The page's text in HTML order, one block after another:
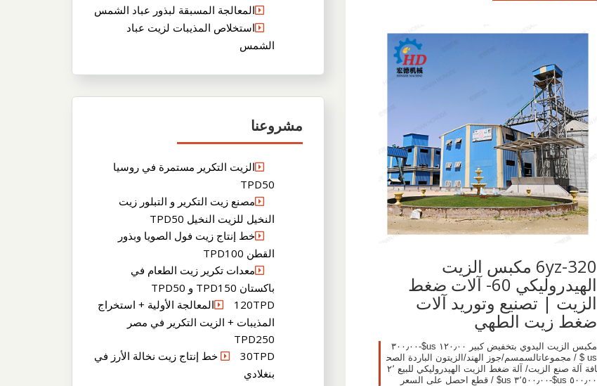
المعالجة المسبقة لبذور عباد الشمس
استخلاص المذيبات لزيت عباد
الشمس
مشروعنا
الزيت التكرير مستمرة في روسيا
TPD50
مصنع زيت التكرير و التبلور زيت
النخيل للزيت النخيل TPD50
خط إنتاج زيت فول الصويا وبذور
القطن TPD100
معدات تكرير زيت الطعام في
باكستان TPD150 و TPD50
120TPDالمعالجة الأولية + استخراج
المذيبات + الزيت التكرير في مصر
TPD250
30TPD خط إنتاج زيت نخالة الأرز في
بنغلادي
6yz-320 مكبس الزيت
الهيدروليكي 60- آلات ضغط
الزيت | تصنيع وتوريد آلات
ضغط زيت الطهي
مكبس الزيت اليدوي بتخفيض كبير ١٢٠٫٠٠ us$-٣٠٠٫٠٠
us $ / مجموعاتالسمسم/جوز الهند/الزيتون الباردة الصح
افة آلة صنع الزيت/ آلة ضغط الزيت الهيدروليكي للبيع ٢٬
٥٠٠٫٠٠ us$-٣٬٥٠٠٫٠٠ us$ / قطع احصل على السعر